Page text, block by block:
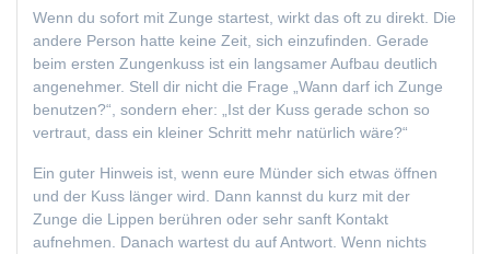
Wenn du sofort mit Zunge startest, wirkt das oft zu direkt. Die
andere Person hatte keine Zeit, sich einzufinden. Gerade
beim ersten Zungenkuss ist ein langsamer Aufbau deutlich
angenehmer. Stell dir nicht die Frage „Wann darf ich Zunge
benutzen?“, sondern eher: „Ist der Kuss gerade schon so
vertraut, dass ein kleiner Schritt mehr natürlich wäre?“
Ein guter Hinweis ist, wenn eure Münder sich etwas öffnen
und der Kuss länger wird. Dann kannst du kurz mit der
Zunge die Lippen berühren oder sehr sanft Kontakt
aufnehmen. Danach wartest du auf Antwort. Wenn nichts